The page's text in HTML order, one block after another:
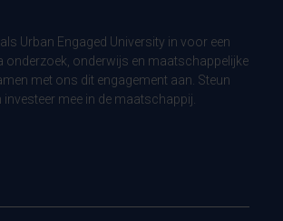
Urban Engaged University in voor een
onderzoek, onderwijs en maatschappelijke
met ons dit engagement aan. Steun
investeer mee in de maatschappij.